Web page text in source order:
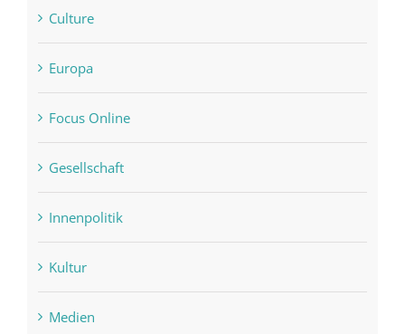
Culture
Europa
Focus Online
Gesellschaft
Innenpolitik
Kultur
Medien